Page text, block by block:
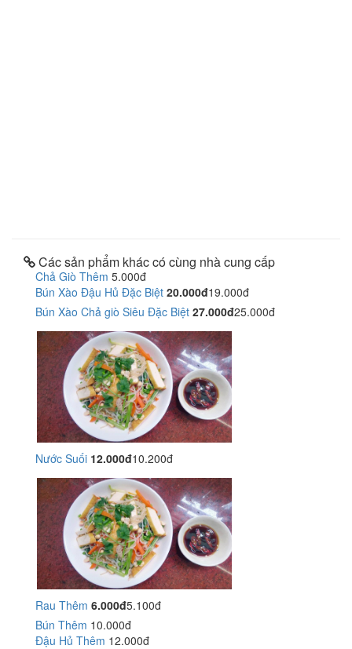
Các sản phẩm khác có cùng nhà cung cấp
Chả Giò Thêm 5.000đ
Bún Xào Đậu Hủ Đặc Biệt 20.000đ19.000đ
Bún Xào Chả giò Siêu Đặc Biệt 27.000đ25.000đ
Nước Suối 12.000đ10.200đ
Rau Thêm 6.000đ5.100đ
Bún Thêm 10.000đ
Đậu Hủ Thêm 12.000đ